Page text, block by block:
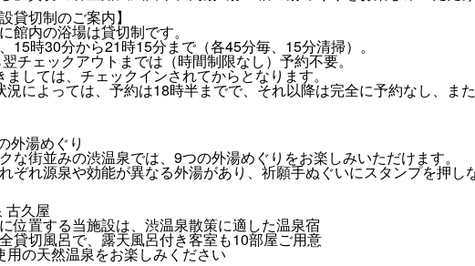
貸切制のご案内】
館内の浴場は貸切制です。
15時30分から21時15分まで（各45分毎、15分清掃）。
チェックアウトまでは（時間制限なし）予約不要。
ましては、チェックインされてからとなります。
況によっては、予約は18時半までで、それ以降は完全に予約なし、ま
外湯めぐり
な街並みの渋温泉では、9つの外湯めぐりをお楽しみいただけます。
ぞれ源泉や効能が異なる外湯があり、祈願手ぬぐいにスタンプを押し
久屋
位置する当施設は、渋温泉散策に適した温泉宿
貸切風呂で、露天風呂付き客室も10部屋ご用意
用の天然温泉をお楽しみください